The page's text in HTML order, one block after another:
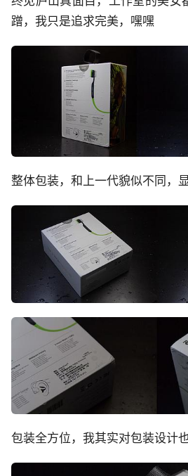
蹭，我只是追求完美，嘿嘿
整体包装，和上一代貌似不同，
包装全方位，我其实对包装设计